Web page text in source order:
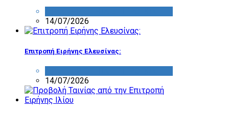
14/07/2026
Επιτροπή Ειρήνης Ελευσίνας:
14/07/2026